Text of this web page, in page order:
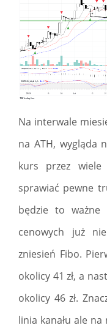
Na interwale
na ATH, wygląda
kurs przez
sprawiać pewne
będzie to ważne
cenowych już
zniesień Fibo.
okolicy 41 zł, a
okolicy 46 zł.
linia kanału ale